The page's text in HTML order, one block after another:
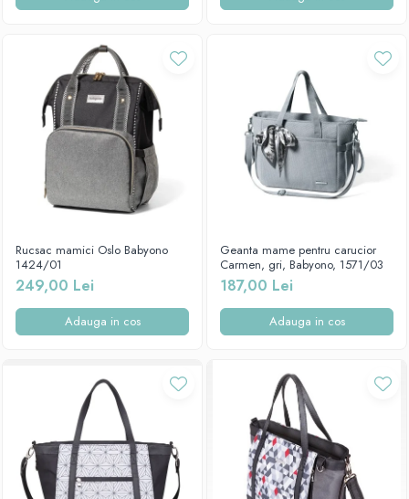
Rucsac mamici Oslo Babyono
1424/01
249,00 Lei
Adauga in cos
Geanta mame pentru carucior
Carmen, gri, Babyono, 1571/03
187,00 Lei
Adauga in cos